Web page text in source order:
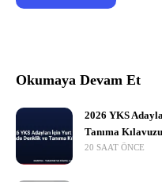
Okumaya Devam Et
2026 YKS
Tanıma Kılavuzu
20 SAAT ÖNCE